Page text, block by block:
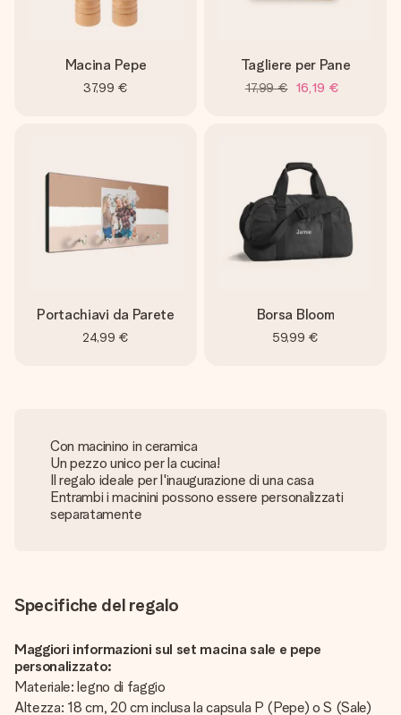
Macina Pepe
37,99 €
Tagliere per Pane
17,99 € 16,19 €
Portachiavi da Parete
24,99 €
Borsa Bloom
59,99 €
Con macinino in ceramica
Un pezzo unico per la cucina!
Il regalo ideale per l'inaugurazione di una casa
Entrambi i macinini possono essere personalizzati
separatamente
Specifiche del regalo
Maggiori informazioni sul set macina sale e pepe
personalizzato:
Materiale: legno di faggio
Altezza: 18 cm, 20 cm inclusa la capsula P (Pepe) o S (Sale)